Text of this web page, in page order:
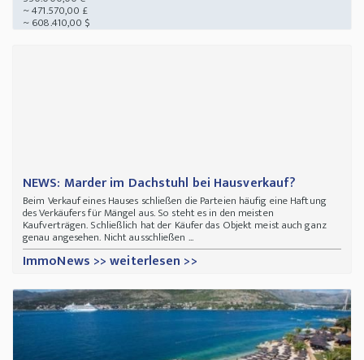
~ 471.570,00 £
~ 608.410,00 $
NEWS: Marder im Dachstuhl bei Hausverkauf?
Beim Verkauf eines Hauses schließen die Parteien häufig eine Haftung
des Verkäufers für Mängel aus. So steht es in den meisten
Kaufverträgen. Schließlich hat der Käufer das Objekt meist auch ganz
genau angesehen. Nicht ausschließen ...
ImmoNews >> weiterlesen >>